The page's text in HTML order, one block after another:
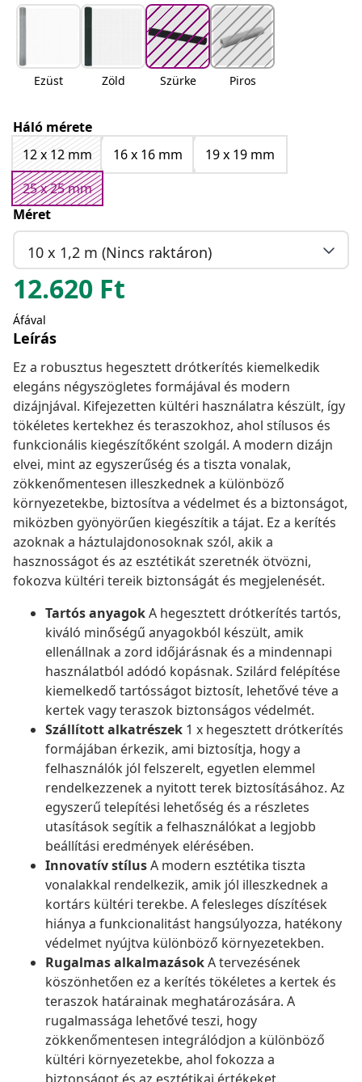
Ezüst Zöld Szürke Piros
Háló mérete
12 x 12 mm
16 x 16 mm
19 x 19 mm
25 x 25 mm
Méret
10 x 1,2 m (Nincs raktáron)
12.620 Ft
Áfával
Leírás
Ez a robusztus hegesztett drótkerítés kiemelkedik
elegáns négyszögletes formájával és modern
dizájnjával. Kifejezetten kültéri használatra készült, így
tökéletes kertekhez és teraszokhoz, ahol stílusos és
funkcionális kiegészítőként szolgál. A modern dizájn
elvei, mint az egyszerűség és a tiszta vonalak,
zökkenőmentesen illeszkednek a különböző
környezetekbe, biztosítva a védelmet és a biztonságot,
miközben gyönyörűen kiegészítik a tájat. Ez a kerítés
azoknak a háztulajdonosoknak szól, akik a
hasznosságot és az esztétikát szeretnék ötvözni,
fokozva kültéri tereik biztonságát és megjelenését.
Tartós anyagokA hegesztett drótkerítés tartós,
kiváló minőségű anyagokból készült, amik
ellenállnak a zord időjárásnak és a mindennapi
használatból adódó kopásnak. Szilárd felépítése
kiemelkedő tartósságot biztosít, lehetővé téve a
kertek vagy teraszok biztonságos védelmét.
Szállított alkatrészek 1 x hegesztett drótkerítés
formájában érkezik, ami biztosítja, hogy a
felhasználók jól felszerelt, egyetlen elemmel
rendelkezzenek a nyitott terek biztosításához. Az
egyszerű telepítési lehetőség és a részletes
utasítások segítik a felhasználókat a legjobb
beállítási eredmények elérésében.
Innovatív stílusA modern esztétika tiszta
vonalakkal rendelkezik, amik jól illeszkednek a
kortárs kültéri terekbe. A felesleges díszítések
hiánya a funkcionalitást hangsúlyozza, hatékony
védelmet nyújtva különböző környezetekben.
Rugalmas alkalmazásokA tervezésének
köszönhetően ez a kerítés tökéletes a kertek és
teraszok határainak meghatározására. A
rugalmassága lehetővé teszi, hogy
zökkenőmentesen integrálódjon a különböző
kültéri környezetekbe, ahol fokozza a